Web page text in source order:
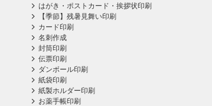
はがき・ポストカード・挨拶状印刷
【季節】残暑見舞い印刷
カード印刷
名刺作成
封筒印刷
伝票印刷
ダンボール印刷
紙袋印刷
紙製ホルダー印刷
お薬手帳印刷